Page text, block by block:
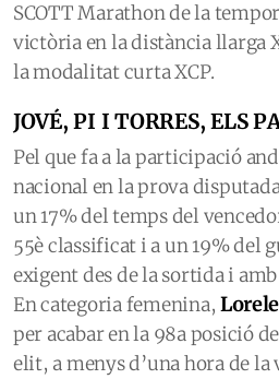
SCOTT Marathon de la
victòria en la distància llarga
la modalitat curta XCP.
JOVÉ, PI I TORRES, ELS
Pel que fa a la participació
nacional en la prova
un 17% del temps del
55è classificat i a un 19% del
exigent des de la sortida i
En categoria femenina,
per acabar en la 98a posició
elit, a menys d’una hora de